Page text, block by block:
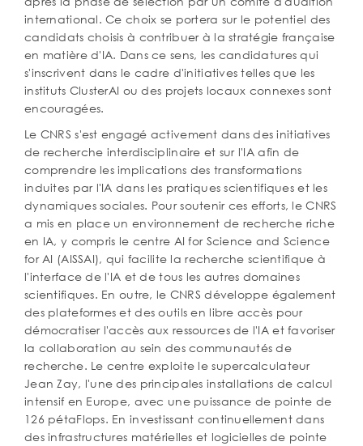
international. Ce choix se portera sur le potentiel des
candidats choisis à contribuer à la stratégie française
en matière d'IA. Dans ce sens, les candidatures qui
s'inscrivent dans le cadre d'initiatives telles que les
instituts ClusterAI ou des projets locaux connexes sont
encouragées.
Le CNRS s'est engagé activement dans des initiatives
de recherche interdisciplinaire et sur l'IA afin de
comprendre les implications des transformations
induites par l'IA dans les pratiques scientifiques et les
dynamiques sociales. Pour soutenir ces efforts, le CNRS
a mis en place un environnement de recherche riche
en IA, y compris le centre AI for Science and Science
for AI (AISSAI), qui facilite la recherche scientifique à
l'interface de l'IA et de tous les autres domaines
scientifiques. En outre, le CNRS développe également
des plateformes et des outils en libre accès pour
démocratiser l'accès aux ressources de l'IA et favoriser
la collaboration au sein des communautés de
recherche. Le centre exploite le supercalculateur
Jean Zay, l'une des principales installations de calcul
intensif en Europe, avec une puissance de pointe de
126 pétaFlops. En investissant continuellement dans
des infrastructures matérielles et logicielles de pointe